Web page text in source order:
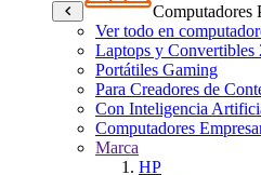
Computadores
Ver todo en
Laptops y Convertibles
Portátiles Gaming
Para Creadores de
Con Inteligencia
Computadores
Marca
HP